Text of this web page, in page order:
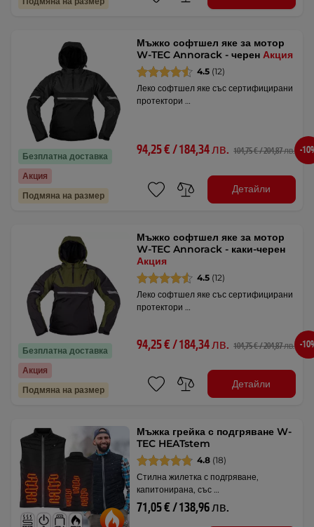
Безплатна доставка
Акция
Подмяна на размер
Мъжко софтшел яке за мотор
W-TEC Annorack - черенАкция
4.5 (12)
Леко софтшел яке със сертифицирани
протектори …
94,25 € / 184,34 лв. 104,75 € / 204,87 лв. -
Детайли
Безплатна доставка
Акция
Подмяна на размер
Мъжко софтшел яке за мотор
W-TEC Annorack - каки-черен
Акция
4.5 (12)
Леко софтшел яке със сертифицирани
протектори …
94,25 € / 184,34 лв. 104,75 € / 204,87 лв. -
Детайли
Мъжка грейка с подгряване W-
TEC HEATstem
4.8 (18)
Стилна жилетка с подгряване,
капитонирана, със …
71,05 € / 138,96 лв.